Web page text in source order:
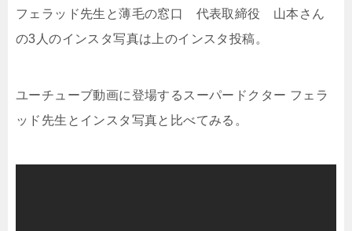
フェラッド先生と薄毛の窓口 代表取締役 山本さん
の3人のインスタ写真は上のインスタ投稿。
ユーチューブ動画に登場するスーパードクター フェラ
ッド先生とインスタ写真と比べてみる。